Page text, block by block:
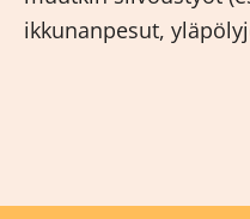
ikkunanpesut,